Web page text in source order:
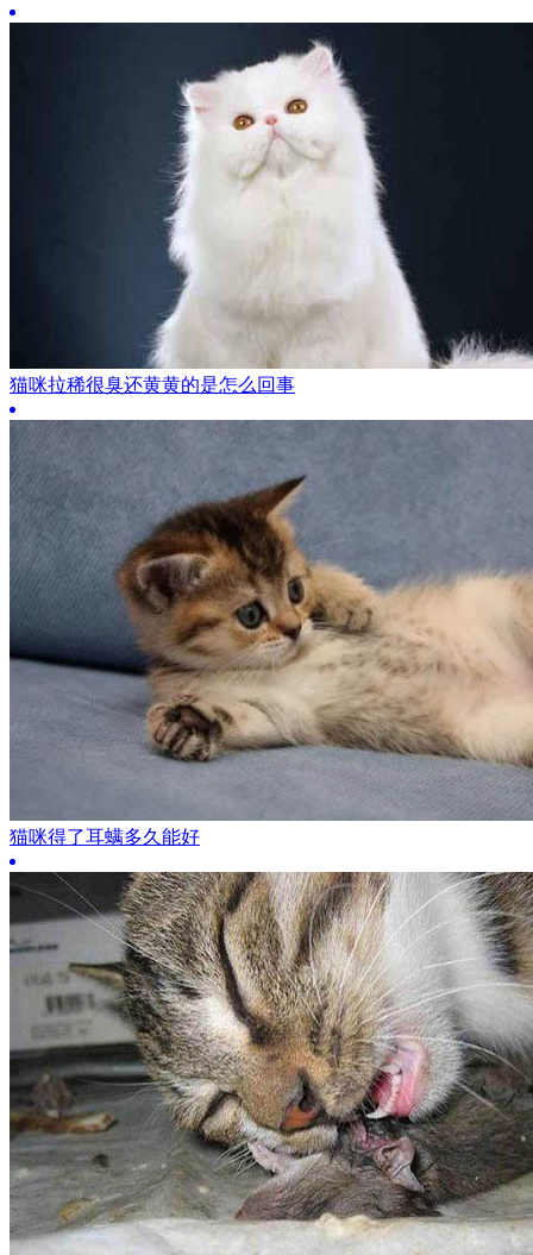
猫咪拉稀很臭还黄黄的是怎么回事
猫咪得了耳螨多久能好